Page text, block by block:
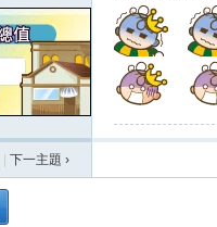
下一主題 ›